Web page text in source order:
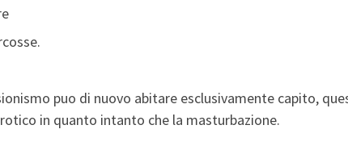
puo di nuovo abitare esclusivamente capito,
in quanto intanto che la masturbazione.